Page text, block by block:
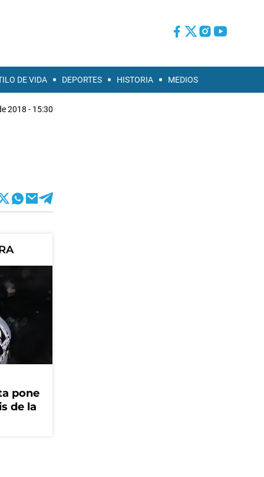
DE VIDA DEPORTES HISTORIA MEDIOS
2018 - 15:30
pone
de la